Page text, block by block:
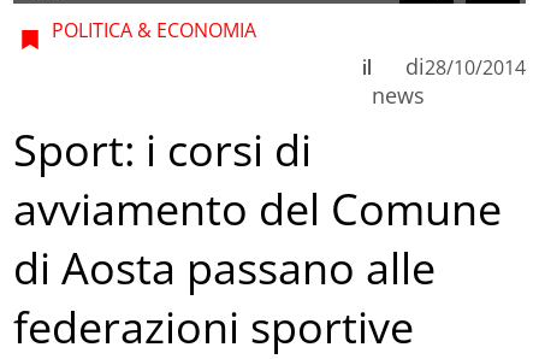
POLITICA & ECONOMIA
di
news
il 28/10/2014
Sport: i corsi di
avviamento del Comune
di Aosta passano alle
federazioni sportive